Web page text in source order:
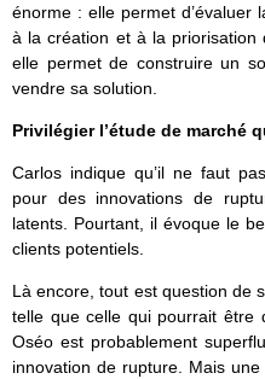
énorme : elle permet d’évaluer
à la création et à la priorisation
elle permet de construire un
vendre sa solution.
Privilégier l’étude de marché
Carlos indique qu’il ne faut
pour des innovations de
latents. Pourtant, il évoque le
clients potentiels.
Là encore, tout est question de
telle que celle qui pourrait être
Oséo est probablement
innovation de rupture. Mais